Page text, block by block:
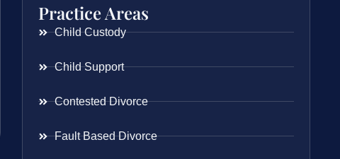
Practice Areas
Child Custody
Child Support
Contested Divorce
Fault Based Divorce